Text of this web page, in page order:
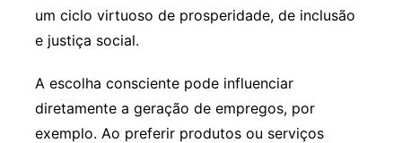
um ciclo virtuoso de prosperidade, de inclusão
e justiça social.
A escolha consciente pode influenciar
diretamente a geração de empregos, por
exemplo. Ao preferir produtos ou serviços